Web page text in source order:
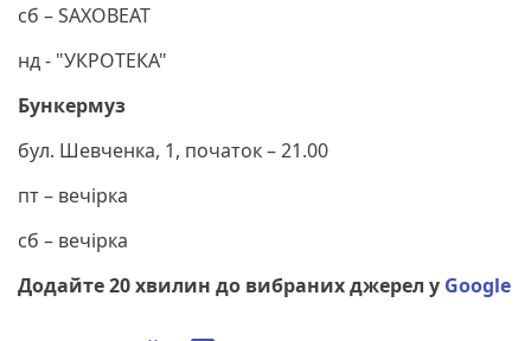
сб – SAXOBEAT
нд - "УКРОТЕКА"
Бункермуз
бул. Шевченка, 1, початок – 21.00
пт – вечірка
сб – вечірка
Додайте 20 хвилин до вибраних джерел у Google